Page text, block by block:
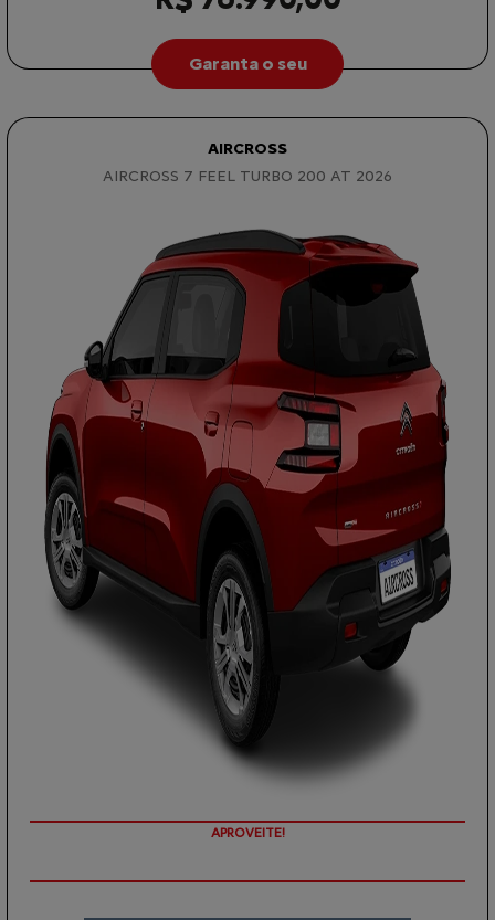
Garanta o seu
AIRCROSS
AIRCROSS 7 FEEL TURBO 200 AT 2026
PREÇOS REDUZIDOS